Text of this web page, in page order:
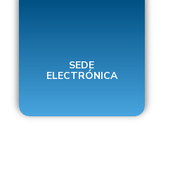
SEDE
ELECTRÓNICA